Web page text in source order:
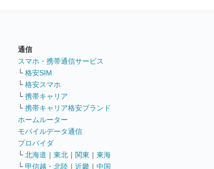
通信
スマホ・携帯通信サービス
└ 格安SIM
└ 格安スマホ
└ 携帯キャリア
└ 携帯キャリア格安ブランド
ホームルーター
モバイルデータ通信
プロバイダ
└ 北海道 ｜ 東北 ｜ 関東 ｜ 東海
└ 甲信越・北陸 ｜ 近畿 ｜ 中国